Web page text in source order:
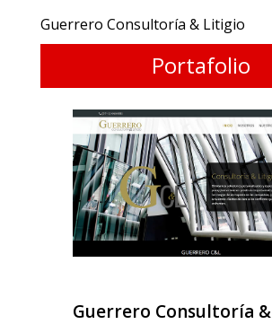
Guerrero Consultoría & Litigio
Portafolio
Guerrero Consultoría &